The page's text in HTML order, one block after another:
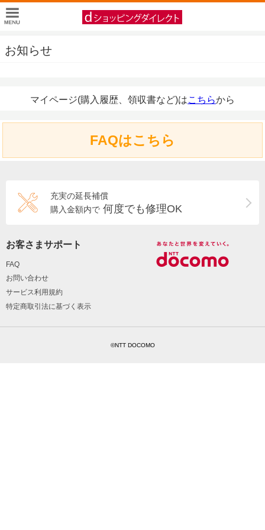
お知らせ
マイページ(購入履歴、領収書など)はこちらから
FAQはこちら
充実の延長補償
購入金額内で 何度でも修理OK
お客さまサポート
FAQ
お問い合わせ
サービス利用規約
特定商取引法に基づく表示
©NTT DOCOMO